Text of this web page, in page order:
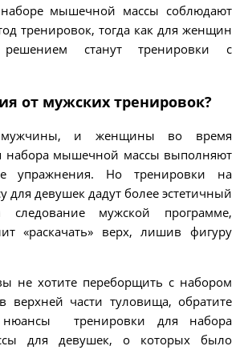
мышечной массы соблюдают
тренировок, тогда как для женщин
станут тренировки с
от мужских тренировок?
и женщины во время
набора мышечной массы выполняют
Но тренировки на
девушек дадут более эстетичный
следование мужской программе,
«раскачать» верх, лишив фигуру
не хотите переборщить с набором
части туловища, обратите
тренировки для набора
для девушек, о которых было